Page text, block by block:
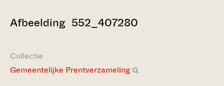
Afbeelding 552_407280
Collectie
Gemeentelijke Prentverzameling